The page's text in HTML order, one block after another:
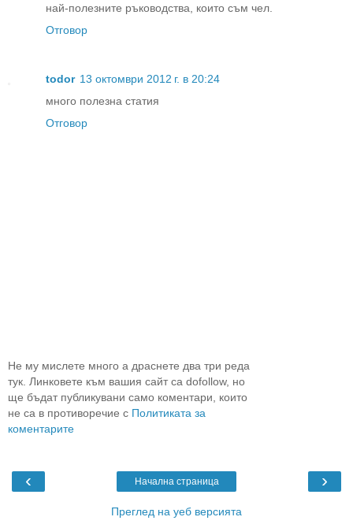
най-полезните ръководства, които съм чел.
Отговор
todor 13 октомври 2012 г. в 20:24
много полезна статия
Отговор
Не му мислете много а драснете два три реда
тук. Линковете към вашия сайт са dofollow, но
ще бъдат публикувани само коментари, които
не са в противоречие с Политиката за
коментарите
‹ ›
Начална страница
Преглед на уеб версията